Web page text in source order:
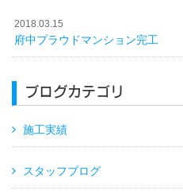
2018.03.15
府中プラウドマンション完工
ブログカテゴリ
施工実績
スタッフブログ